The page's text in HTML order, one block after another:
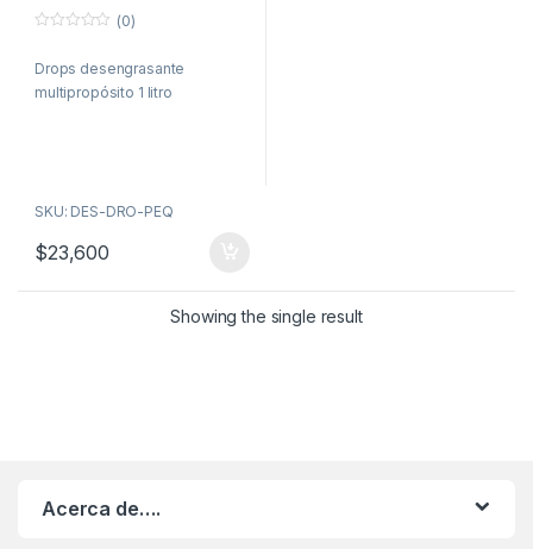
0
e
5
u
o
(0)
Drops desengrasante
multipropósito 1 litro
SKU: DES-DRO-PEQ
$23,600
Showing the single result
Acerca de….